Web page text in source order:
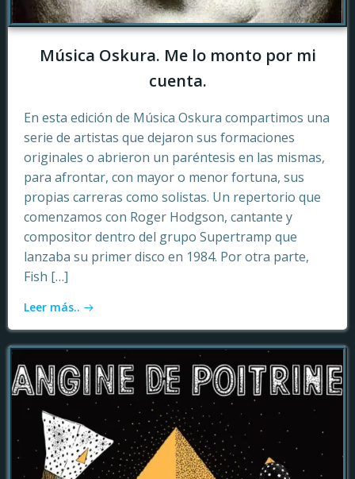
Música Oskura. Me lo monto por mi
cuenta.
En esta edición de Música Oskura compartimos una
serie de artistas que dejaron sus formaciones
originales o abrieron un paréntesis en las mismas,
para afrontar, con mayor o menor fortuna, sus
propias carreras como solistas. Un repertorio que
comenzamos con Roger Hodgson, cantante y
compositor dentro del grupo Supertramp que
lanzaba su primer disco en 1984. Por otra parte,
Fish […]
Leer más..